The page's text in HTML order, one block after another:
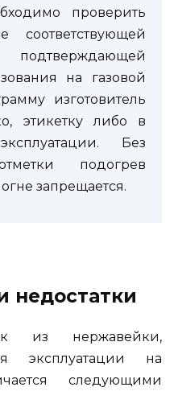
проверить
на газовой
изготовитель
этикетку либо в
Без
подогрев
запрещается.
недостатки
из нержавейки,
эксплуатации на
следующими